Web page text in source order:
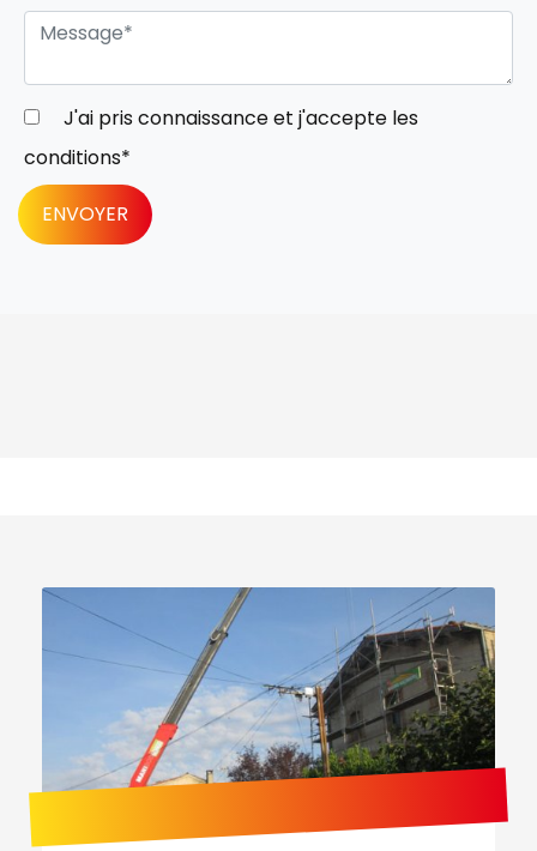
J'ai pris connaissance et j'accepte les
conditions*
ENVOYER